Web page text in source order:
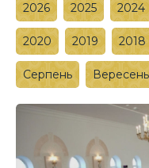
2026 2025 2024
2020 2019 2018
Серпень Вересень